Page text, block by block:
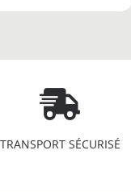
TRANSPORT SÉCURISÉ